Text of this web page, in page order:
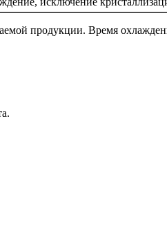
продукции. Время